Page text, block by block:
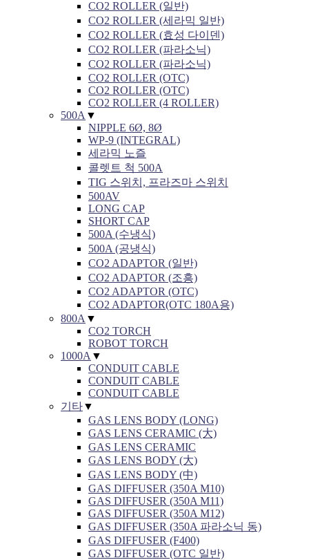
CO2 ROLLER (일반)
CO2 ROLLER (세라믹 일반)
CO2 ROLLER (효성 다이덴)
CO2 ROLLER (파라소닉)
CO2 ROLLER (파라소닉)
CO2 ROLLER (OTC)
CO2 ROLLER (OTC)
CO2 ROLLER (4 ROLLER)
500A ▼
NIPPLE 6Ø, 8Ø
WP-9 (INTEGRAL)
세라믹 노즐
콜렛트 척 500A
TIG 스위치, 프라즈마 스위치
500AV
LONG CAP
SHORT CAP
500A (수냉식)
500A (공냉식)
CO2 ADAPTOR (일반)
CO2 ADAPTOR (조흥)
CO2 ADAPTOR (OTC)
CO2 ADAPTOR(OTC 180A용)
800A ▼
CO2 TORCH
ROBOT TORCH
1000A ▼
CONDUIT CABLE
CONDUIT CABLE
CONDUIT CABLE
기타▼
GAS LENS BODY (LONG)
GAS LENS CERAMIC (大)
GAS LENS CERAMIC
GAS LENS BODY (大)
GAS LENS BODY (中)
GAS DIFFUSER (350A M10)
GAS DIFFUSER (350A M11)
GAS DIFFUSER (350A M12)
GAS DIFFUSER (350A 파라소닉 동)
GAS DIFFUSER (F400)
GAS DIFFUSER (OTC 일반)